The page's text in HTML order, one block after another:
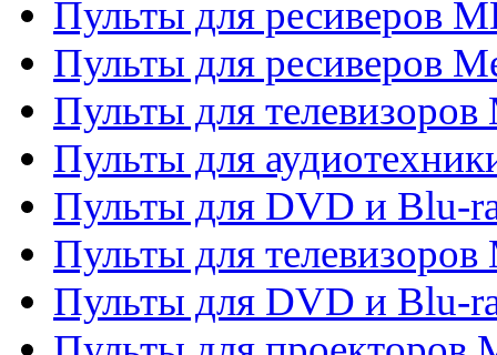
Пульты для ресиверов
Пульты для ресиверов
Пульты для телевизоров
Пульты для
Пульты для DVD и Blu-
Пульты для
Пульты для DVD и Blu-